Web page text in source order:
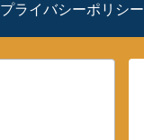
プライバシーポリシー